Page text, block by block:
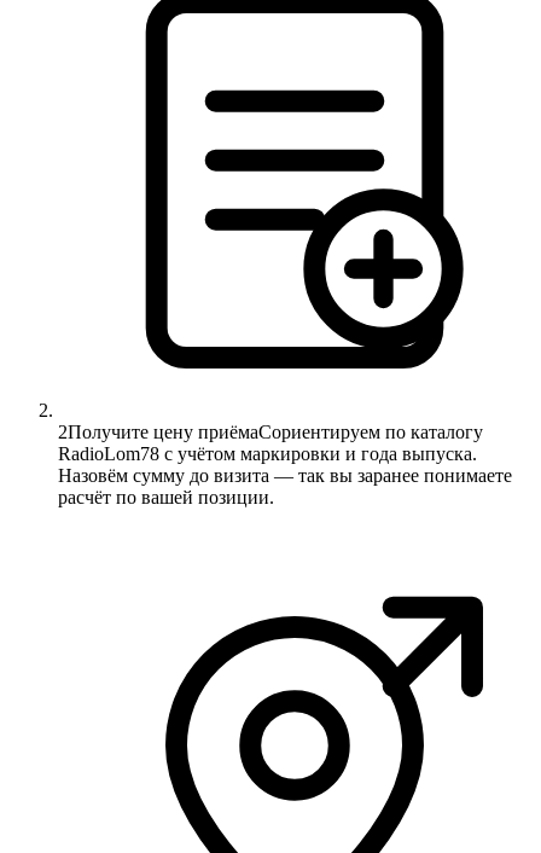
2Получите цену приёмаСориентируем по каталогу
RadioLom78 с учётом маркировки и года выпуска.
Назовём сумму до визита — так вы заранее понимаете
расчёт по вашей позиции.